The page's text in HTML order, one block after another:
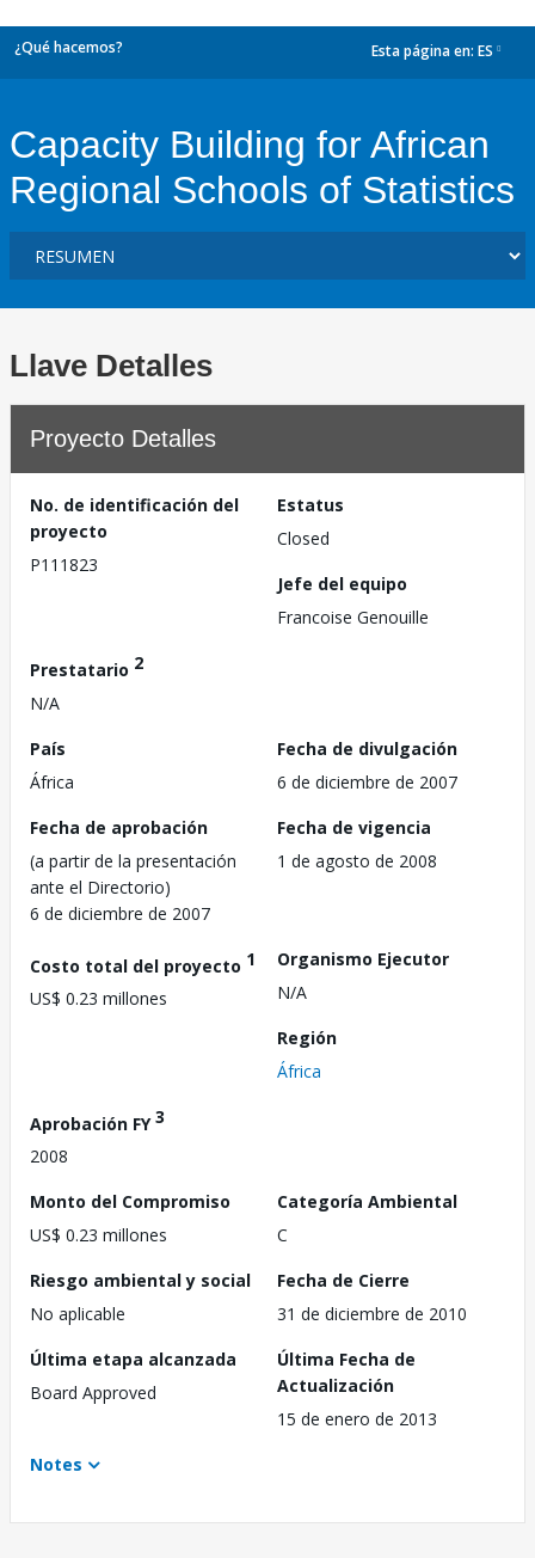
¿Qué hacemos? Esta página en: ES
Capacity Building for African
Regional Schools of Statistics
Llave Detalles
Proyecto Detalles
No. de identificación del
proyecto
P111823
Estatus
Closed
Jefe del equipo
Francoise Genouille
Prestatario 2
N/A
País
África
Fecha de divulgación
6 de diciembre de 2007
Fecha de aprobación
(a partir de la presentación
ante el Directorio)
6 de diciembre de 2007
Fecha de vigencia
1 de agosto de 2008
Costo total del proyecto 1
US$ 0.23 millones
Organismo Ejecutor
N/A
Región
África
Aprobación FY3
2008
Monto del Compromiso
US$ 0.23 millones
Categoría Ambiental
C
Riesgo ambiental y social
No aplicable
Fecha de Cierre
31 de diciembre de 2010
Última etapa alcanzada
Board Approved
Última Fecha de
Actualización
15 de enero de 2013
Notes